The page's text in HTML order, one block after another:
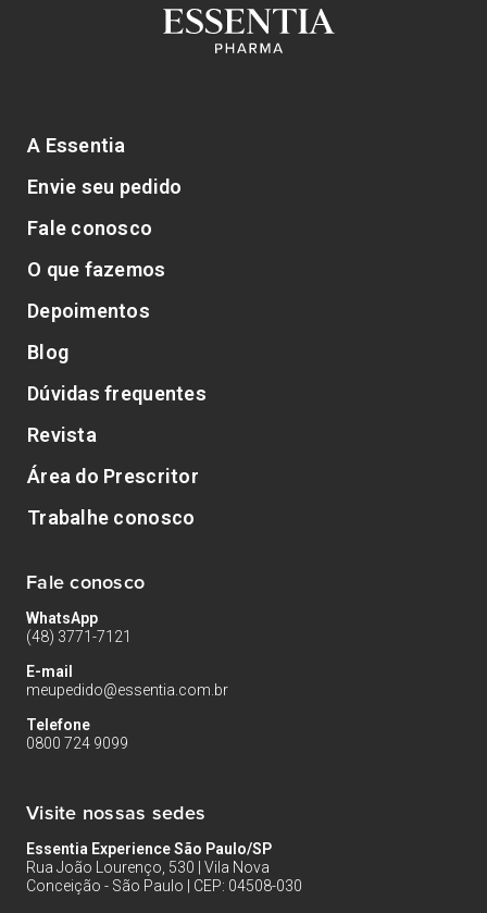
A Essentia
Envie seu pedido
Fale conosco
O que fazemos
Depoimentos
Blog
Dúvidas frequentes
Revista
Área do Prescritor
Trabalhe conosco
Fale conosco
WhatsApp
(48) 3771-7121
E-mail
meupedido@essentia.com.br
Telefone
0800 724 9099
Visite nossas sedes
Essentia Experience São Paulo/SP
Rua João Lourenço, 530 | Vila Nova
Conceição - São Paulo | CEP: 04508-030